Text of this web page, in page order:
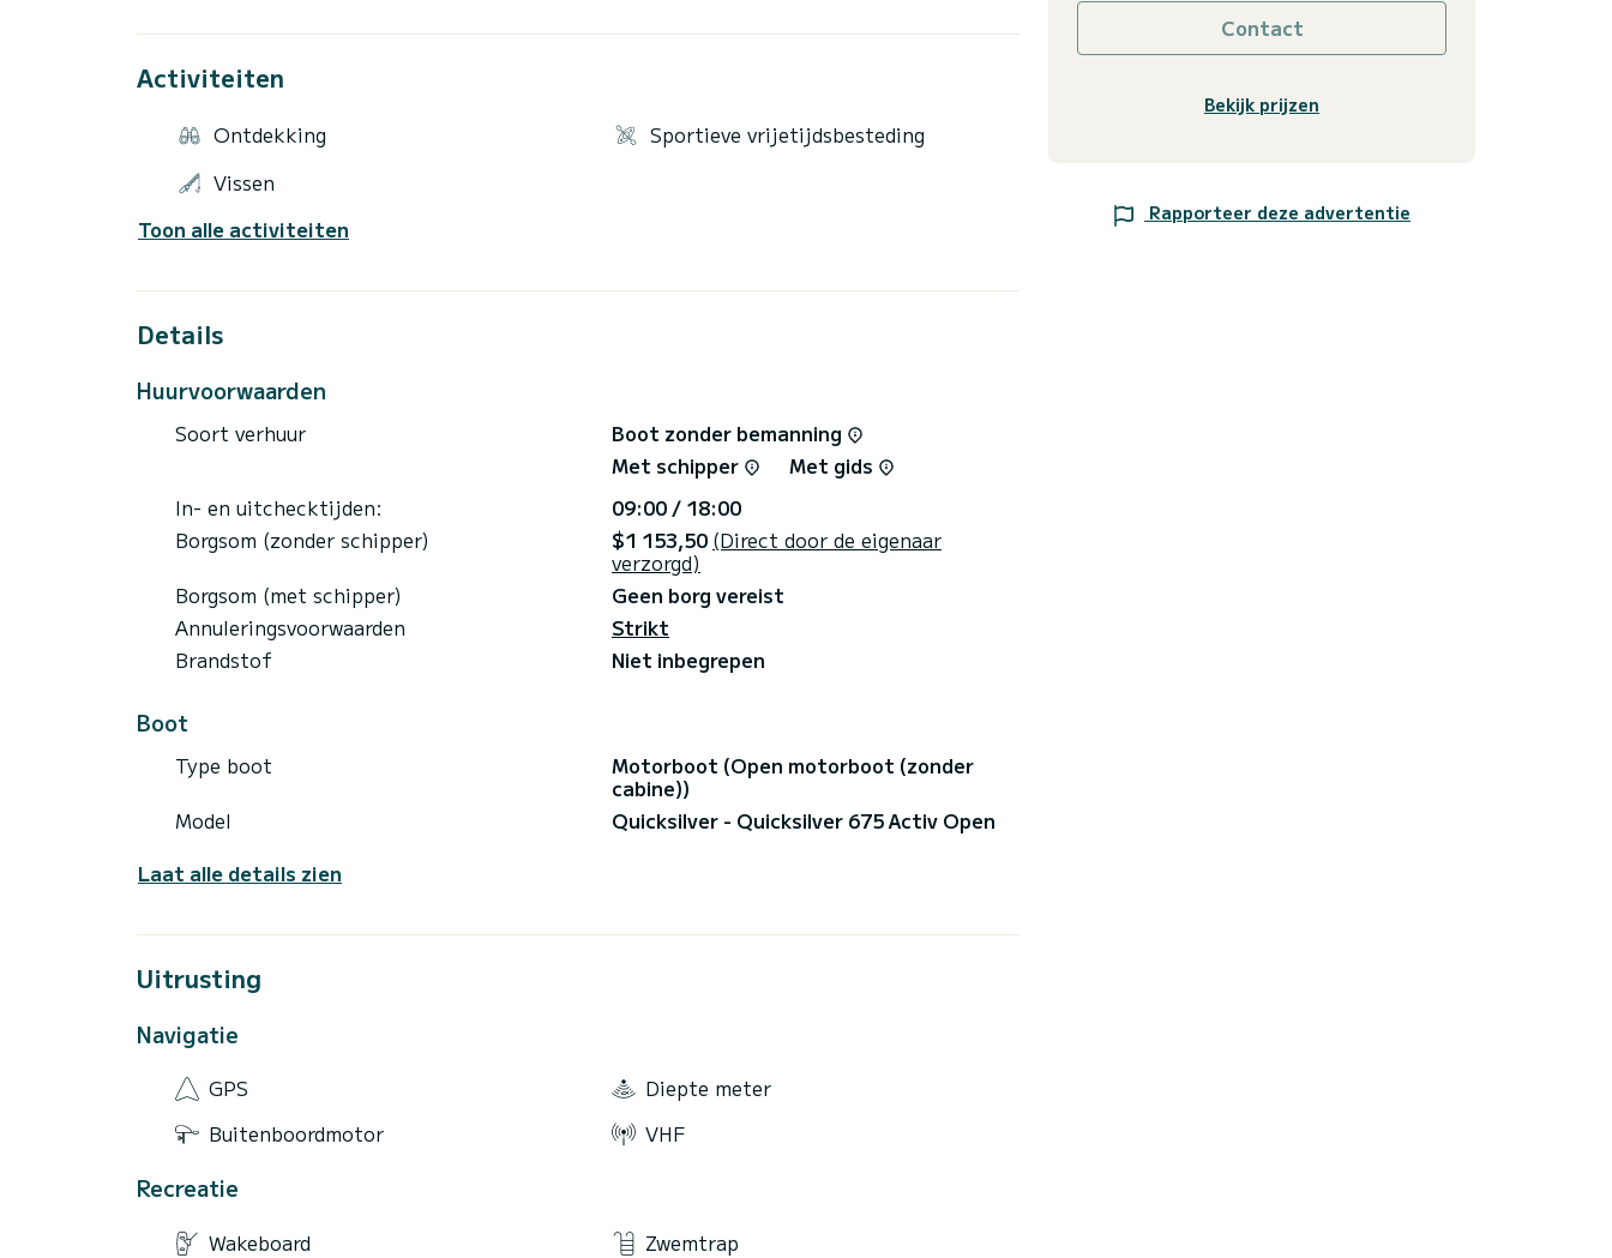
doordachte functies, zoals een veelzijdig boeggebied. Het boeggebied kan binnen enkele
achterbank op de achterbank heeft een draaibare rugleuning voor gemakkelijke toegang tot
De gloednieuwe Mercury EFI 150 HP-motor genereert voldoende vermogen. De kruissnelheid
van 25 knopen wordt zonder enige moeite bereikt en met een maximumsnelheid van 42
Activiteiten
Ontdekking
Sportieve vrijetijdsbesteding
Vissen
Toon alle activiteiten
Details
Huurvoorwaarden
Soort verhuur
Boot zonder bemanning
Met schipper
Met gids
In- en uitchecktijden:
09:00 / 18:00
Borgsom (zonder schipper)
$1 153,50 (Direct door de eigenaar
verzorgd)
Borgsom (met schipper)
Geen borg vereist
Annuleringsvoorwaarden
Strikt
Brandstof
Niet inbegrepen
Boot
Type boot Motorboot (Open motorboot (zonder
cabine))
Model
Quicksilver - Quicksilver 675 Activ Open
Laat alle details zien
Uitrusting
Navigatie
GPS
Diepte meter
Buitenboordmotor
VHF
Recreatie
Wakeboard
Zwemtrap
Contact
Bekijk prijzen
Rapporteer deze advertentie